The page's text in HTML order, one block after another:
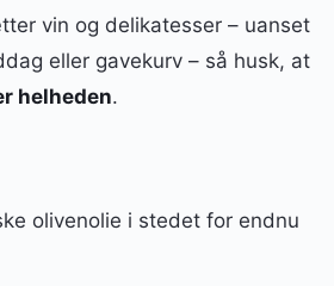
vin og delikatesser – uanset
eller gavekurv – så husk, at
helheden.
olivenolie i stedet for endnu